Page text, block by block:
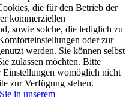
die für den Betrieb der
kommerziellen
sowie solche, die lediglich zu
oder zur
werden. Sie können selbst
zulassen möchten. Bitte
Einstellungen womöglich nicht
zur Verfügung stehen.
in unserem